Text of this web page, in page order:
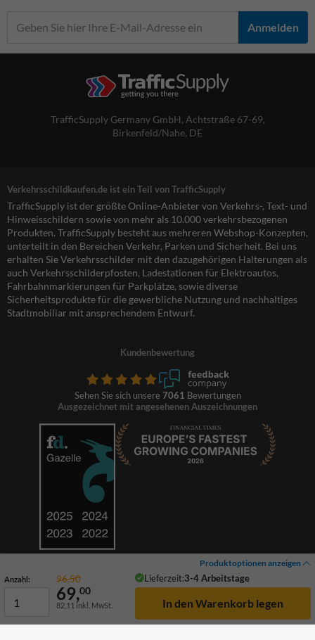
Produktoptionen anzeigen
Anzahl: 96,50 Lieferzeit:3-4 Arbeitstage
69,00
82,11 inkl. MwSt.
Anmelden
TrafficSupply Germany GmbH, Achtstraße 67-69,
Birkenfeld/Nahe, DE
Verkehrsschildkaufen.de ist ein Teil von TrafficSupply
TrafficSupply ist der größte Online-Anbieter von Verkehrs-, Text- und
Hinweisschildern sowie von mehr als 10.000 verkehrsbezogenen
Produkten. TrafficSupply besteht aus mehreren Webshop-Konzepten,
unterteilt in den Bereichen Verkehr, Parken und Sicherheit. Bei uns
erhalten Sie Verkehrsschilder mit den dazugehörigen Halterungen als
auch Verkehrsschilderpfosten, Ladestationen für Elektroautos,
Fahrbahnmarkierungen für Parkplätze, sowie diverse
Sicherheitsprodukte für die gewerbliche Nutzung und nachhaltiges
Stadtmobiliar mit ansprechendem Entwurf.
Kundenbewertung
Sehen Sie sich unsere 7061 Bewertungen
Ausgezeichnet mit angesehenen Auszeichnungen
© 2026 TrafficSupply. Alle Rechte vorbehalten.